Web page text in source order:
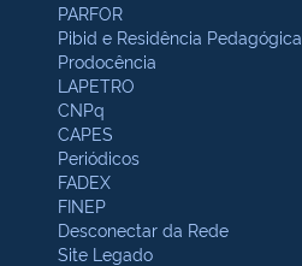
PARFOR
Pibid e Residência Pedagógica
Prodocência
LAPETRO
CNPq
CAPES
Periódicos
FADEX
FINEP
Desconectar da Rede
Site Legado